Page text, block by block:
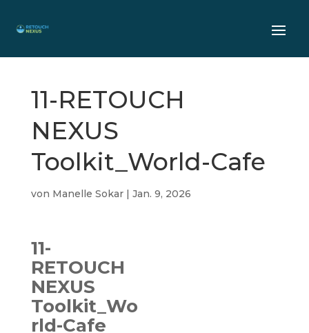
11-RETOUCH
NEXUS
Toolkit_World-Cafe
von Manelle Sokar| Jan. 9, 2026
11-
RETOUCH
NEXUS
Toolkit_Wo
rld-Cafe